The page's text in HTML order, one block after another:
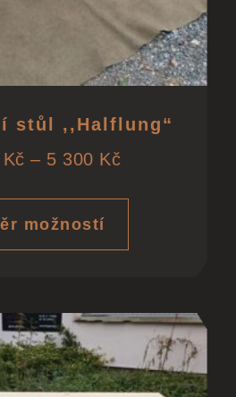
stůl ,,Halflung“
Kč – 5 300 Kč
možností